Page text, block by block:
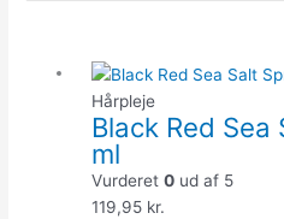
Hårpleje
Black Red
ml
Vurderet 0ud af 5
119,95 kr.